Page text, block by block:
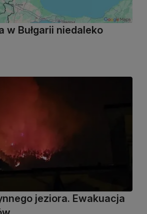
w Bułgarii niedaleko
jeziora. Ewakuacja